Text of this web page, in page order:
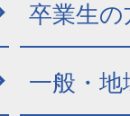
卒業生の
一般・地